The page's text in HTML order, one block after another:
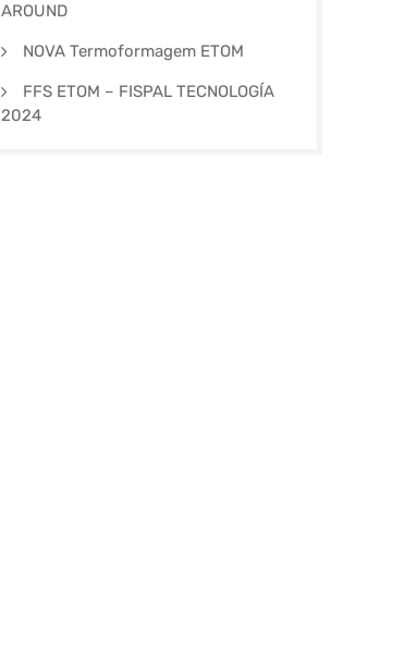
AROUND
NOVA Termoformagem ETOM
FFS ETOM – FISPAL TECNOLOGÍA
2024